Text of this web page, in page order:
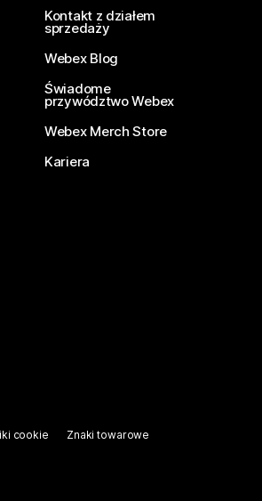
Kontakt z działem
sprzedaży
Webex Blog
Świadome
przywództwo Webex
Webex Merch Store
Kariera
cookie Znaki towarowe